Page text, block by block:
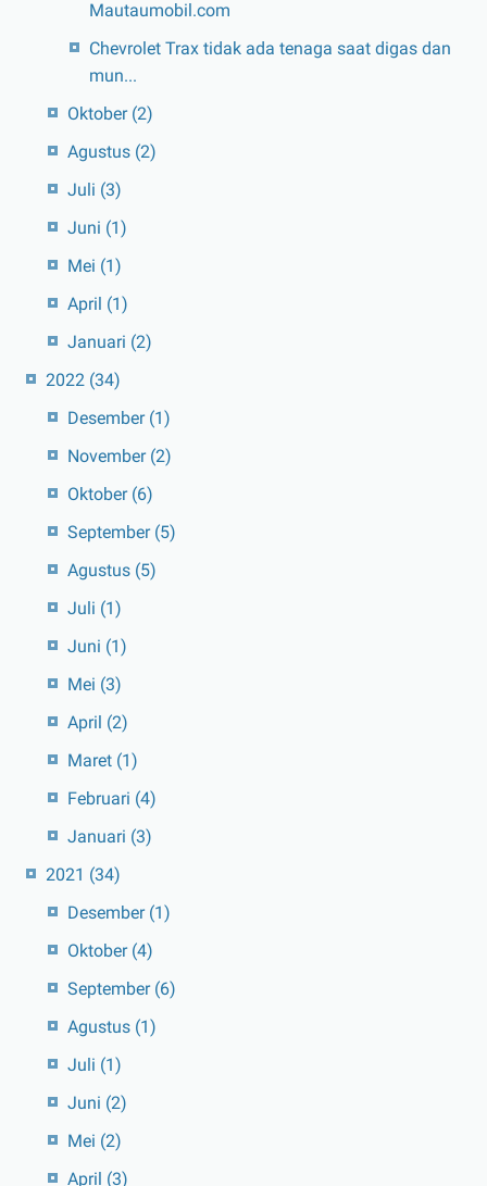
Mautaumobil.com
Chevrolet Trax tidak ada tenaga saat digas dan
mun...
Oktober (2)
Agustus (2)
Juli (3)
Juni (1)
Mei (1)
April (1)
Januari (2)
2022 (34)
Desember (1)
November (2)
Oktober (6)
September (5)
Agustus (5)
Juli (1)
Juni (1)
Mei (3)
April (2)
Maret (1)
Februari (4)
Januari (3)
2021 (34)
Desember (1)
Oktober (4)
September (6)
Agustus (1)
Juli (1)
Juni (2)
Mei (2)
April (3)